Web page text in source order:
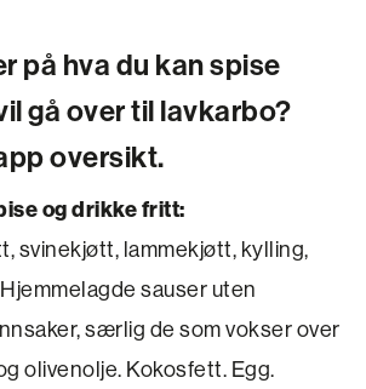
på hva du kan spise
gå over til lavkarbo?
oversikt.
og drikke fritt:
svinekjøtt, lammekjøtt, kylling,
sauser uten
særlig de som vokser over
olivenolje. Kokosfett. Egg.